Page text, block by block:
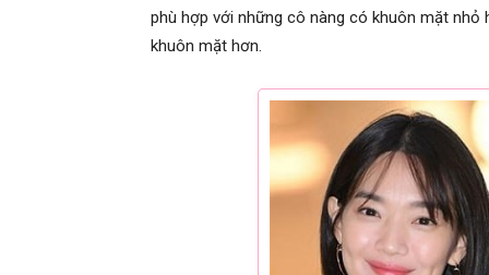
phù hợp với những cô nàng có khuôn mặt
khuôn mặt hơn.